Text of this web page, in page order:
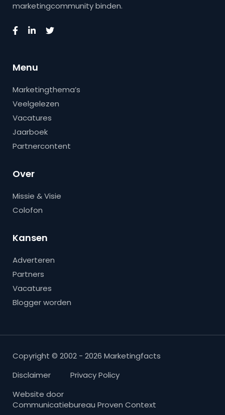
marketingcommunity binden.
Menu
Marketingthema’s
Veelgelezen
Vacatures
Jaarboek
Partnercontent
Over
Missie & Visie
Colofon
Kansen
Adverteren
Partners
Vacatures
Blogger worden
Copyright © 2002 - 2026 Marketingfacts
Disclaimer
Privacy Policy
Website door
Communicatiebureau Proven Context